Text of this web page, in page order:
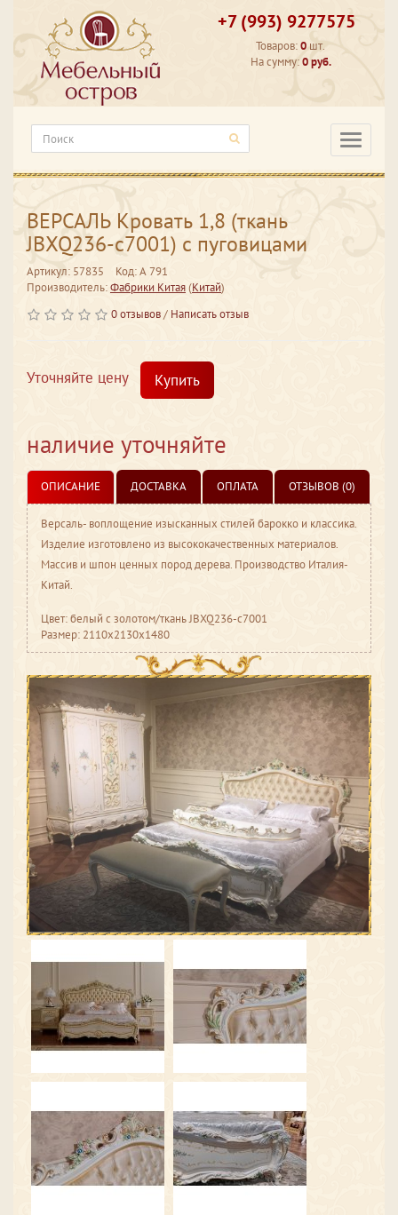
+7 (993) 9277575
Товаров:0 шт.
На сумму:0 руб.
ВЕРСАЛЬ Кровать 1,8 (ткань
JBXQ236-c7001) с пуговицами
Артикул: 57835
Код: А 791
Производитель:Фабрики Китая(Китай)
0 отзывов/ Написать отзыв
Уточняйте цену Купить
наличие уточняйте
ОПИСАНИЕ ДОСТАВКА ОПЛАТА ОТЗЫВОВ (0)
Версаль- воплощение изысканных стилей барокко и классика.
Изделие изготовлено из высококачественных материалов.
Массив и шпон ценных пород дерева. Производство Италия-
Китай.
Цвет: белый с золотом/ткань JBXQ236-c7001
Размер: 2110x2130x1480